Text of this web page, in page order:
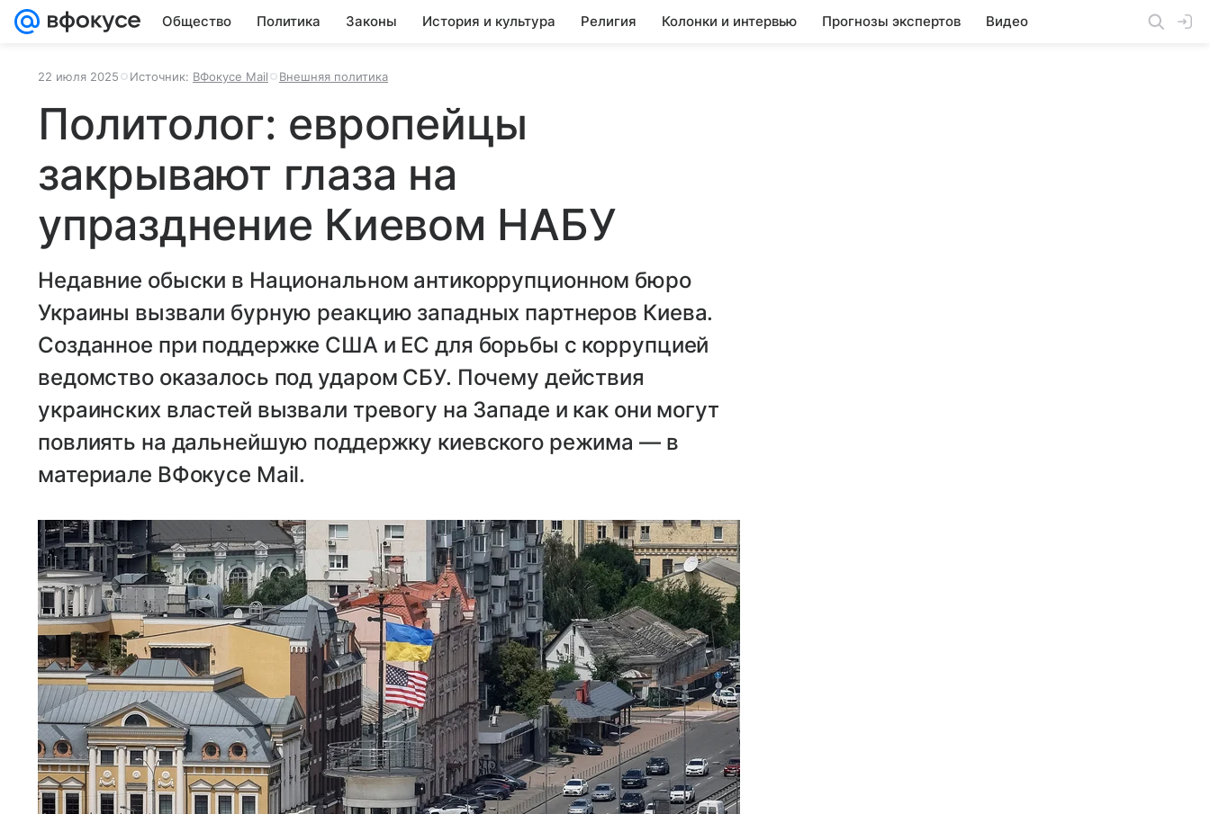
Общество Политика Законы История и культура Религия Колонки и интервью Прогнозы экспертов Видео
22 июля 2025 Источник: ВФокусе Mail Внешняя политика
Политолог: европейцы
закрывают глаза на
упразднение Киевом НАБУ
Недавние обыски в Национальном антикоррупционном бюро
Украины вызвали бурную реакцию западных партнеров Киева.
Созданное при поддержке США и ЕС для борьбы с коррупцией
ведомство оказалось под ударом СБУ. Почему действия
украинских властей вызвали тревогу на Западе и как они могут
повлиять на дальнейшую поддержку киевского режима — в
материале ВФокусе Mail.